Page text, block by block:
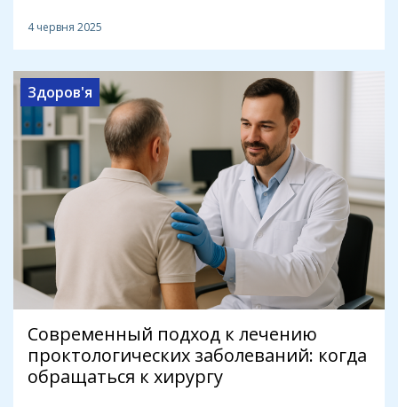
4 червня 2025
Здоров'я
Современный подход к лечению
проктологических заболеваний: когда
обращаться к хирургу